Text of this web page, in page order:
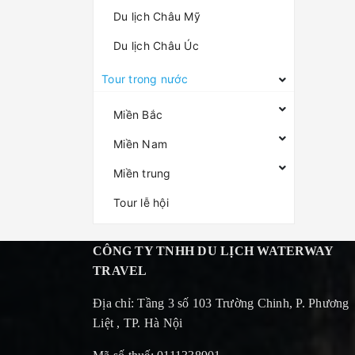
Du lịch Châu Mỹ
Du lịch Châu Úc
Tour trong nước
Miền Bắc
Miền Nam
Miền trung
Tour lễ hội
CÔNG TY TNHH DU LỊCH WATERWAY
TRAVEL
Địa chỉ: Tầng 3 số 103 Trường Chinh, P. Phương
Liệt , TP. Hà Nội